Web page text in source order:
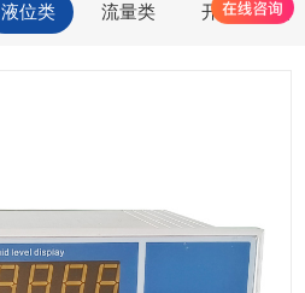
液位类 流量类 开度位移类